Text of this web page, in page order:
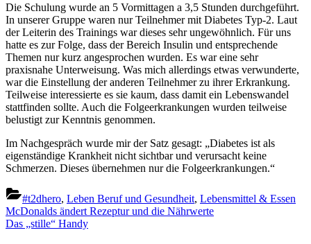
Die Schulung wurde an 5 Vormittagen a 3,5 Stunden durchgeführt.
In unserer Gruppe waren nur Teilnehmer mit Diabetes Typ-2. Laut
der Leiterin des Trainings war dieses sehr ungewöhnlich. Für uns
hatte es zur Folge, dass der Bereich Insulin und entsprechende
Themen nur kurz angesprochen wurden. Es war eine sehr
praxisnahe Unterweisung. Was mich allerdings etwas verwunderte,
war die Einstellung der anderen Teilnehmer zu ihrer Erkrankung.
Teilweise interessierte es sie kaum, dass damit ein Lebenswandel
stattfinden sollte. Auch die Folgeerkrankungen wurden teilweise
belustigt zur Kenntnis genommen.
Im Nachgespräch wurde mir der Satz gesagt: „Diabetes ist als
eigenständige Krankheit nicht sichtbar und verursacht keine
Schmerzen. Dieses übernehmen nur die Folgeerkrankungen.“
#t2dhero, Leben Beruf und Gesundheit, Lebensmittel & Essen
Beitragsnavigation
Previous
Post:
McDonalds ändert Rezeptur und die Nährwerte
Next
Das „stille“ Handy